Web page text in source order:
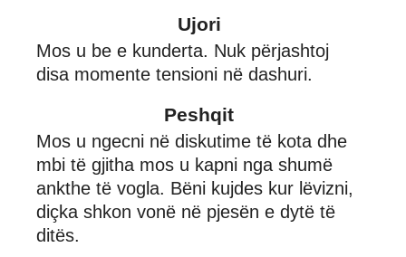
Ujori
Mos u be e kunderta. Nuk përjashtoj
disa momente tensioni në dashuri.
Peshqit
Mos u ngecni në diskutime të kota dhe
mbi të gjitha mos u kapni nga shumë
ankthe të vogla. Bëni kujdes kur lëvizni,
diçka shkon vonë në pjesën e dytë të
ditës.